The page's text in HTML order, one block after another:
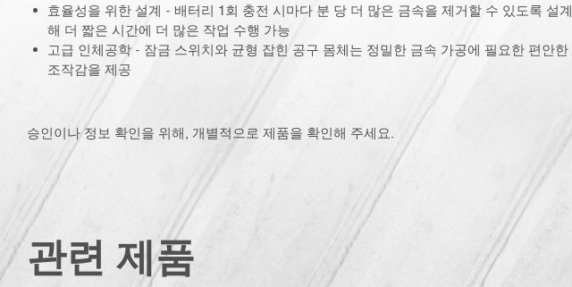
효율성을 위한 설계 - 배터리 1회 충전 시마다 분 당 더 많은 금속을 제거할 수 있도록 설계
해 더 짧은 시간에 더 많은 작업 수행 가능
고급 인체공학 - 잠금 스위치와 균형 잡힌 공구 몸체는 정밀한 금속 가공에 필요한 편안한
조작감을 제공
승인이나 정보 확인을 위해, 개별적으로 제품을 확인해 주세요.
관련 제품